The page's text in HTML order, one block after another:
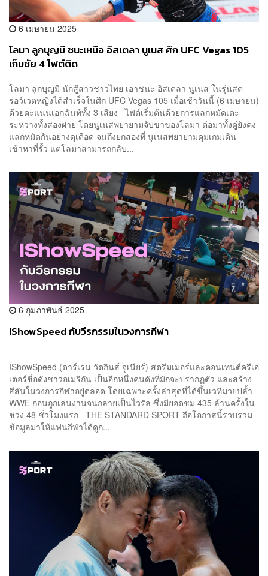
6 เมษายน 2025
โลมา ลูกบุญมี ชนะเหนือ อิสเตลา นูเนส ศึก UFC Vegas 105
เก็บชัย 4 ไฟต์ติด
โลมา ลูกบุญมี นักสู้สาวชาวไทย เอาชนะ อิสเตลา นูเนส ในรุ่นสต
รอว์เวตหญิงได้สำเร็จในศึก UFC Vegas 105 เมื่อเช้าวันนี้ (6 เมษายน)
ด้วยคะแนนเอกฉันท์ทั้ง 3 เสียง ไฟต์เริ่มต้นด้วยการแลกหมัดเตะ
ระหว่างทั้งสองฝ่าย โดยนูเนสพยายามจับขาของโลมา ต่อมาทั้งคู่ยังคง
แลกหมัดกันอย่างดุเดือด จนถึงยกสองที่ นูเนสพยายามคุมเกมเดิน
เข้าหาที่รั้ว แต่โลมาสามารถกลับ...
6 กุมภาพันธ์ 2025
IShowSpeed กับวีรกรรมในวงการกีฬา
IShowSpeed (ดาร์เรน วัตกินส์ จูเนียร์) สตรีมเมอร์และคอนเทนต์ครีเอ
เตอร์ชื่อดังชาวอเมริกัน เป็นอีกหนึ่งคนดังที่มักจะปรากฏตัว และสร้าง
สีสันในวงการกีฬาอยู่ตลอด โดยเฉพาะครั้งล่าสุดที่ได้ขึ้นเวทีมวยปล้ำ
WWE ก่อนถูกเล่นงานจนกลายเป็นไวรัล ซึ่งมียอดชม 435 ล้านครั้งใน
ช่วง 48 ชั่วโมงแรก THE STANDARD SPORT ถือโอกาสนี้รวบรวม
ข้อมูลมาให้แฟนกีฬาได้ดูก...